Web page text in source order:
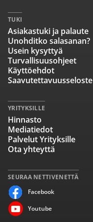
SEURAA NETTIVENETTÄ
Facebook
Youtube
TUKI
Asiakastuki ja palaute
Unohditko salasanan?
Usein kysyttyä
Turvallisuusohjeet
Käyttöehdot
Saavutettavuusseloste
YRITYKSILLE
Hinnasto
Mediatiedot
Palvelut Yrityksille
Ota yhteyttä